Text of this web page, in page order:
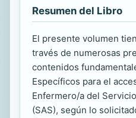
Resumen del Libro
El presente volumen
través de numerosas
contenidos
Específicos para el
Enfermero/a del
(SAS), según lo